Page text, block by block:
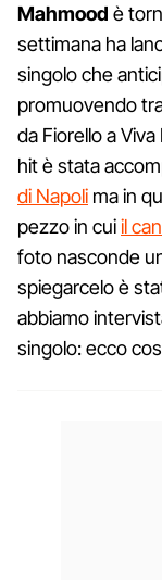
Mahmood è
settimana ha
singolo che
promuovendo
da Fiorello a
hit è stata
di Napoli ma in
pezzo in cuiil
foto nasconde
spiegarcelo è
abbiamo
singolo: ecco